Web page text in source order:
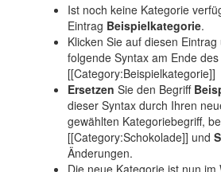
Ist noch keine Kategorie
Eintrag Beispielkategorie.
Klicken Sie auf diesen Eintrag
folgende Syntax am Ende
[[Category:Beispielkategorie]]
Ersetzen Sie den Begriff
dieser Syntax durch Ihren
gewählten Kategoriebegriff,
[[Category:Schokolade]] und
Änderungen.
Die neue Kategorie ist nun im